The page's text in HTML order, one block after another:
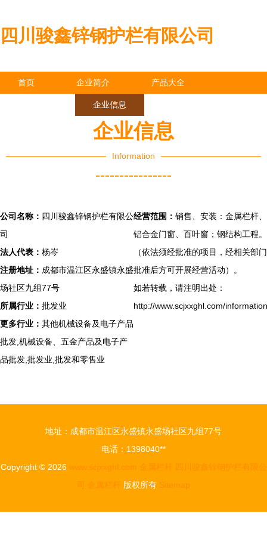
四川骏鑫锌钢护栏有限公司
首页 企业简介 产品大全
企业信息
企业信息
Information
----------------
公司名称： 四川骏鑫锌钢护栏有限公
司
法人代表： 杨岑
注册地址： 成都市温江区永盛镇永盛
场社区九组77号
所属行业： 批发业
更多行业： 其他机械设备及电子产品
批发,机械设备、五金产品及电子产
品批发,批发业,批发和零售业
经营范围： 销售、安装：金属栏杆、
铝合金门窗、百叶窗；钢结构工程。
（依法须经批准的项目，经相关部门
批准后方可开展经营活动）。
如若转载，请注明出处：
http://www.scjxxghl.com/
地址：成都市温江区永盛镇永盛场社区九组77号
电话：1398040**
Copyright © 2026 www.scjxxghl.com 金属栏杆
四川骏鑫锌钢护栏有限公
司
金属栏杆 版权所有 Sitemap